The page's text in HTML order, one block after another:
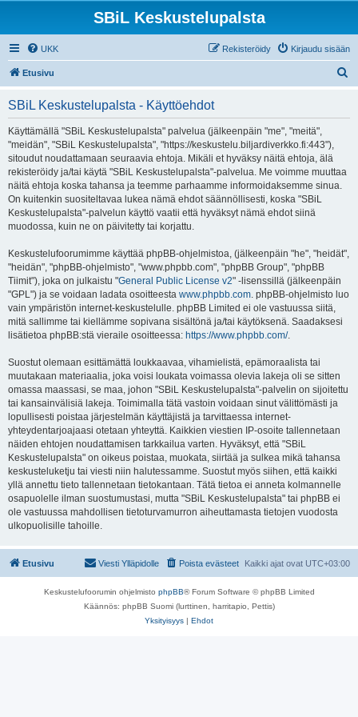
SBiL Keskustelupalsta
UKK Kirjaudu sisään
Rekisteröidy
Etusivu
SBiL Keskustelupalsta - Käyttöehdot
Käyttämällä "SBiL Keskustelupalsta" palvelua (jälkeenpäin "me", "meitä",
"meidän", "SBiL Keskustelupalsta", "https://keskustelu.biljardiverkko.fi:443"),
sitoudut noudattamaan seuraavia ehtoja. Mikäli et hyväksy näitä ehtoja, älä
rekisteröidy ja/tai käytä "SBiL Keskustelupalsta"-palvelua. Me voimme muuttaa
näitä ehtoja koska tahansa ja teemme parhaamme informoidaksemme sinua.
On kuitenkin suositeltavaa lukea nämä ehdot säännöllisesti, koska "SBiL
Keskustelupalsta"-palvelun käyttö vaatii että hyväksyt nämä ehdot siinä
muodossa, kuin ne on päivitetty tai korjattu.
Keskustelufoorumimme käyttää phpBB-ohjelmistoa, (jälkeenpäin "he", "heidät",
"heidän", "phpBB-ohjelmisto", "www.phpbb.com", "phpBB Group", "phpBB
Tiimit"), joka on julkaistu "General Public License v2" -lisenssillä (jälkeenpäin
"GPL") ja se voidaan ladata osoitteesta www.phpbb.com. phpBB-ohjelmisto luo
vain ympäristön internet-keskustelulle. phpBB Limited ei ole vastuussa siitä,
mitä sallimme tai kiellämme sopivana sisältönä ja/tai käytöksenä. Saadaksesi
lisätietoa phpBB:stä vieraile osoitteessa: https://www.phpbb.com/.
Suostut olemaan esittämättä loukkaavaa, vihamielistä, epämoraalista tai
muutakaan materiaalia, joka voisi loukata voimassa olevia lakeja oli se sitten
omassa maassasi, se maa, johon "SBiL Keskustelupalsta"-palvelin on sijoitettu
tai kansainvälisiä lakeja. Toimimalla tätä vastoin voidaan sinut välittömästi ja
lopullisesti poistaa järjestelmän käyttäjistä ja tarvittaessa internet-
yhteydentarjoajaasi otetaan yhteyttä. Kaikkien viestien IP-osoite tallennetaan
näiden ehtojen noudattamisen tarkkailua varten. Hyväksyt, että "SBiL
Keskustelupalsta" on oikeus poistaa, muokata, siirtää ja sulkea mikä tahansa
keskusteluketju tai viesti niin halutessamme. Suostut myös siihen, että kaikki
yllä annettu tieto tallennetaan tietokantaan. Tätä tietoa ei anneta kolmannelle
osapuolelle ilman suostumustasi, mutta "SBiL Keskustelupalsta" tai phpBB ei
ole vastuussa mahdollisen tietoturvamurron aiheuttamasta tietojen vuodosta
ulkopuolisille tahoille.
Etusivu Kaikki ajat ovat UTC+03:00
Poista evästeet
Viesti Ylläpidolle
Keskustelufoorumin ohjelmisto phpBB® Forum Software © phpBB Limited
Käännös: phpBB Suomi (lurttinen, harritapio, Pettis)
Yksityisyys | Ehdot